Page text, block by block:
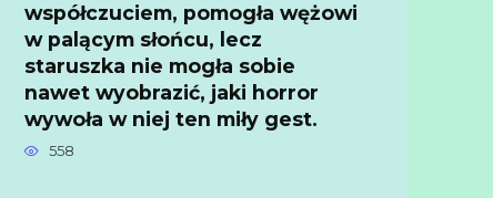
współczuciem, pomogła wężowi
w palącym słońcu, lecz
staruszka nie mogła sobie
nawet wyobrazić, jaki horror
wywoła w niej ten miły gest.
558